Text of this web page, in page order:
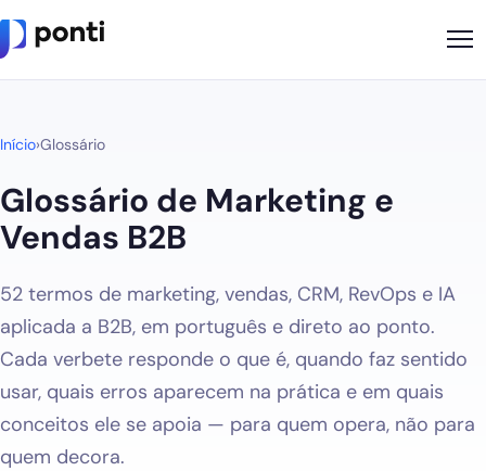
Soluções
Cases
Nossos Apps
Ponti Indica
Loja
Founder
Início›Glossário
Glossário de Marketing e
Vendas B2B
52 termos de marketing, vendas, CRM, RevOps e IA
aplicada a B2B, em português e direto ao ponto.
Cada verbete responde o que é, quando faz sentido
usar, quais erros aparecem na prática e em quais
conceitos ele se apoia — para quem opera, não para
quem decora.